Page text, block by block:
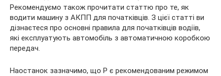
Рекомендуємо також прочитати статтю про те, як
водити машину з АКПП для початківців. З цієї статті ви
дізнаєтеся про основні правила для початківців водіїв,
які експлуатують автомобіль з автоматичною коробкою
передач.
Наостанок зазначимо, що P є рекомендованим режимом